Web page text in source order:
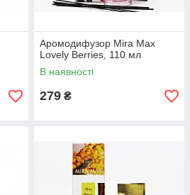
Аромодифузор Mira Max
Lovely Berries, 110 мл
В наявності
279 ₴